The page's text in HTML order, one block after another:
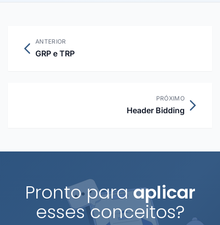
ANTERIOR
GRP e TRP
PRÓXIMO
Header Bidding
Pronto paraaplicar
esses conceitos?